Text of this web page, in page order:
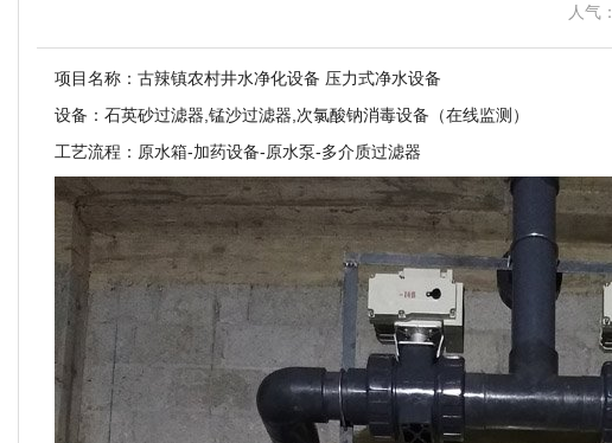
人气：
项目名称：古辣镇农村井水净化设备 压力式净水设备
设备：石英砂过滤器,锰沙过滤器,次氯酸钠消毒设备（在线监测）
工艺流程：原水箱-加药设备-原水泵-多介质过滤器